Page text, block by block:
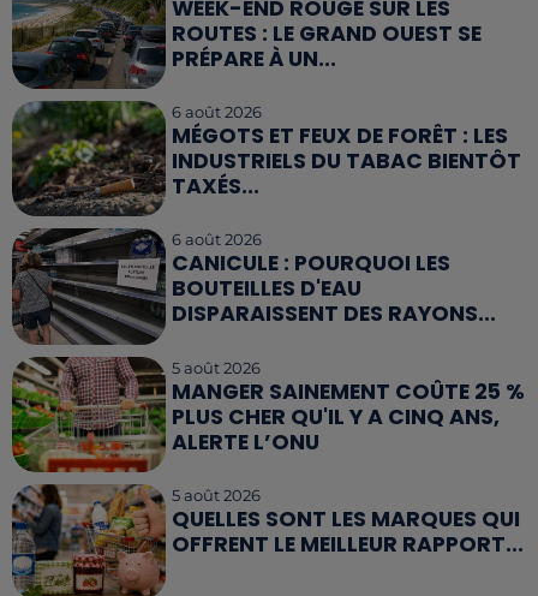
WEEK-END ROUGE SUR LES
ROUTES : LE GRAND OUEST SE
PRÉPARE À UN...
6 août 2026
MÉGOTS ET FEUX DE FORÊT : LES
INDUSTRIELS DU TABAC BIENTÔT
TAXÉS...
6 août 2026
CANICULE : POURQUOI LES
BOUTEILLES D'EAU
DISPARAISSENT DES RAYONS...
5 août 2026
MANGER SAINEMENT COÛTE 25 %
PLUS CHER QU'IL Y A CINQ ANS,
ALERTE L’ONU
5 août 2026
QUELLES SONT LES MARQUES QUI
OFFRENT LE MEILLEUR RAPPORT...